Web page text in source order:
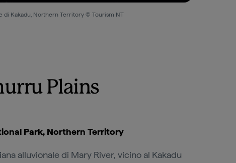
di Kakadu, Northern Territory © Tourism NT
Plains
Park, Northern Territory
alluvionale di Mary River, vicino al Kakadu